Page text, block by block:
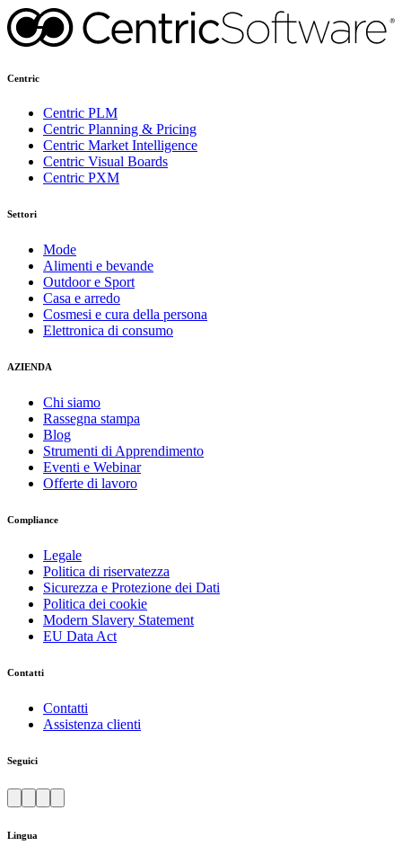
Centric
Centric PLM
Centric Planning & Pricing
Centric Market Intelligence
Centric Visual Boards
Centric PXM
Settori
Mode
Alimenti e bevande
Outdoor e Sport
Casa e arredo
Cosmesi e cura della persona
Elettronica di consumo
AZIENDA
Chi siamo
Rassegna stampa
Blog
Strumenti di Apprendimento
Eventi e Webinar
Offerte di lavoro
Compliance
Legale
Politica di riservatezza
Sicurezza e Protezione dei Dati
Politica dei cookie
Modern Slavery Statement
EU Data Act
Contatti
Contatti
Assistenza clienti
Seguici
Lingua